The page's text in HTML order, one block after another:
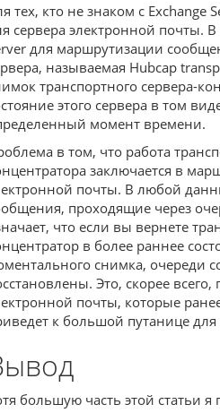
тех, кто не знаком с Exchange
сервера электронной почты.
для маршрутизации
называемая Hubcap
транспортного сервера-
этого сервера в том
момент времени.
в том, что работа
заключается в
почты. В любой
проходящие через
что если вы вернете
в более раннее
снимка, очереди
Это, скорее
почты, которые
к большой путанице для
большую часть этой статьи